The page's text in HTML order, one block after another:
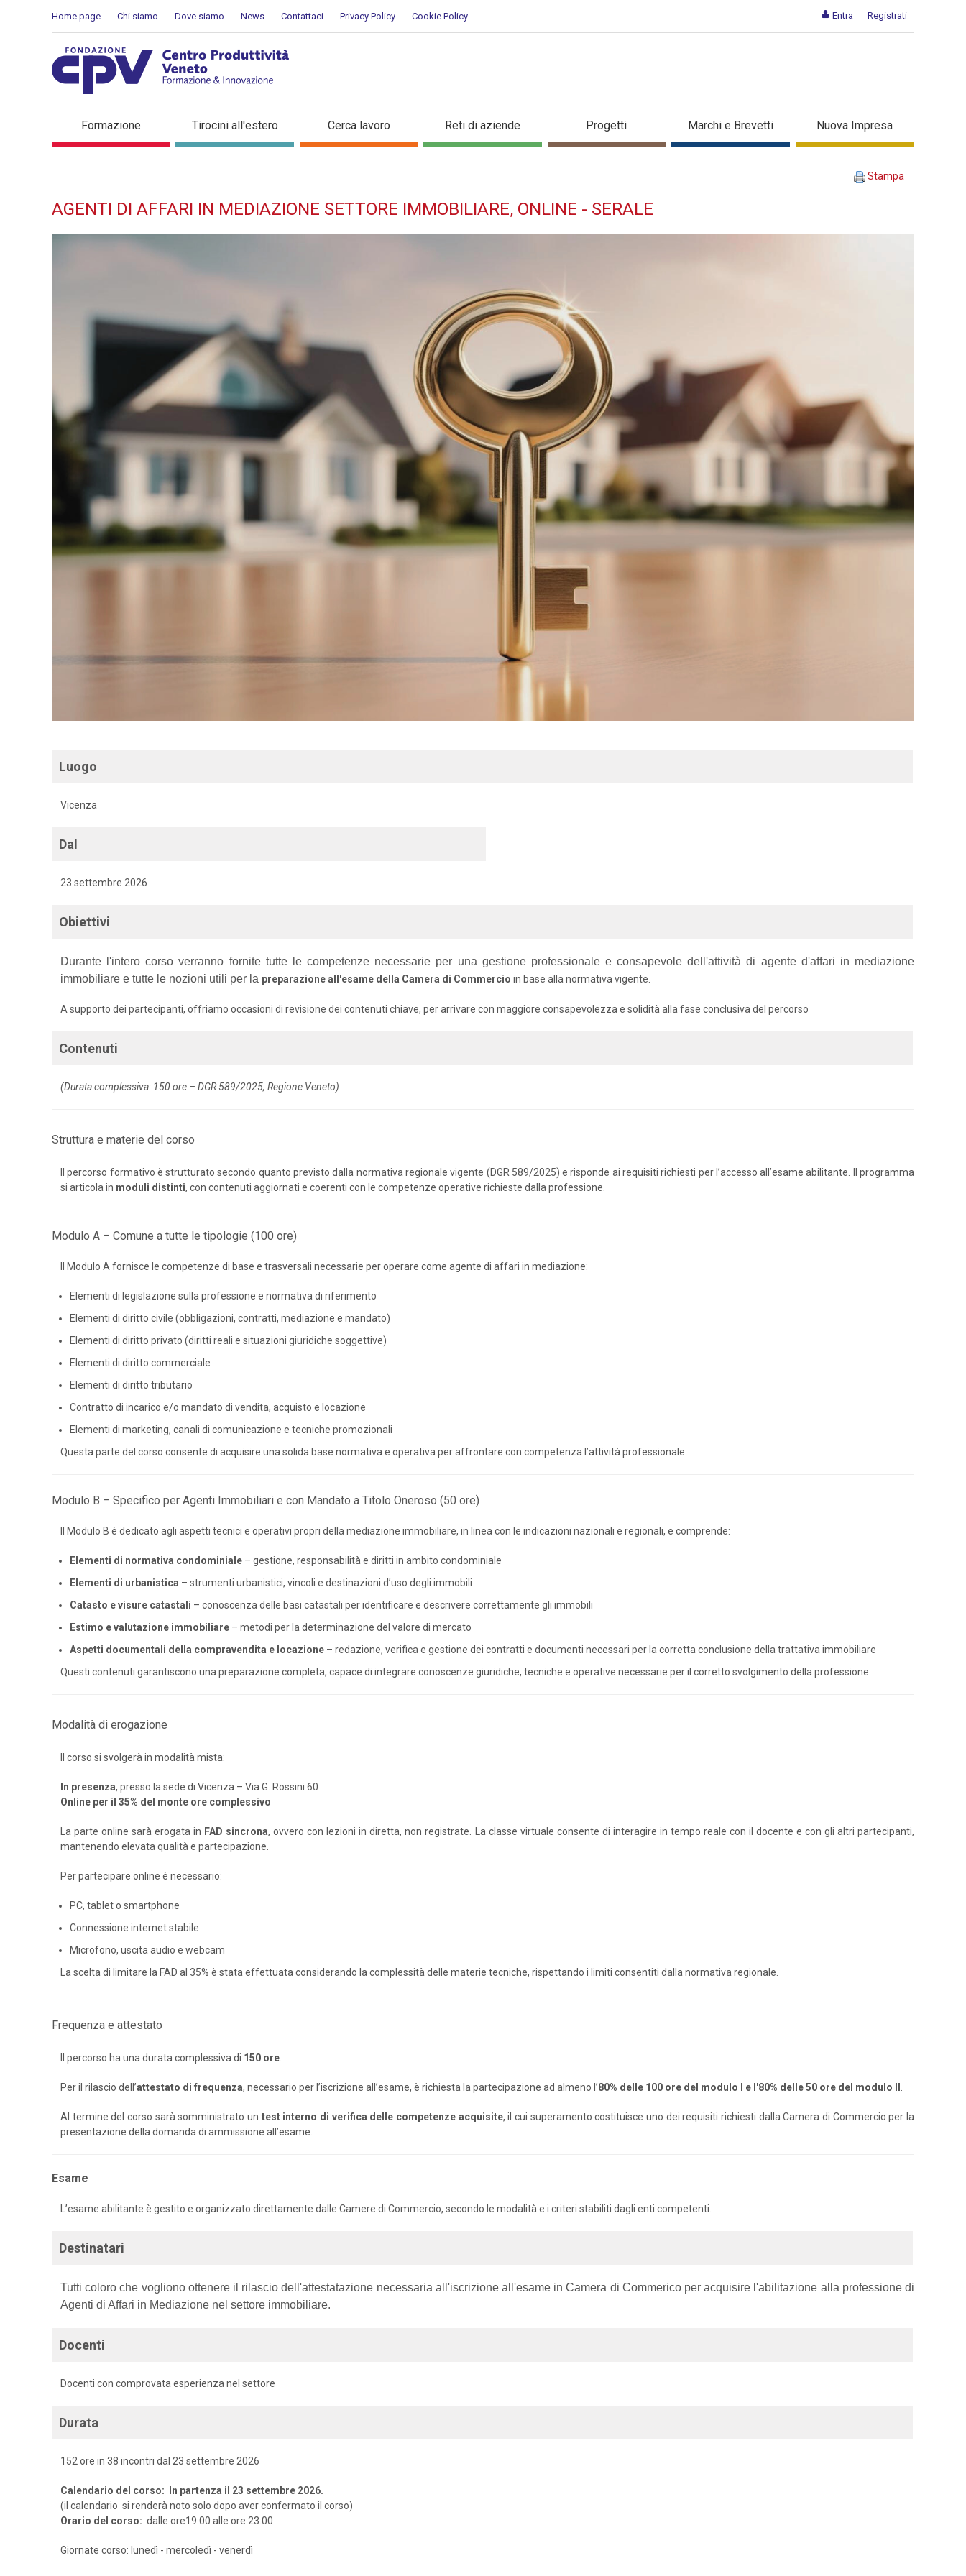
Entra Registrati
Home page Chi siamo Dove siamo News Contattaci Privacy Policy Cookie Policy
Agenti di affari in mediazione settore immobiliare, online - serale - Dettaglio corso di
Formazione Tirocini all'estero Cerca lavoro Reti di aziende Progetti Marchi e Brevetti Nuova Impresa
Stampa
AGENTI DI AFFARI IN MEDIAZIONE SETTORE IMMOBILIARE, ONLINE - SERALE
Luogo
Vicenza
Dal
23 settembre 2026
Obiettivi
Durante l'intero corso verranno fornite tutte le competenze necessarie per una gestione professionale e consapevole dell'attività di agente d'affari in mediazione
immobiliare e tutte le nozioni utili per la preparazione all'esame della Camera di Commercio in base alla normativa vigente.
A supporto dei partecipanti, offriamo occasioni di revisione dei contenuti chiave, per arrivare con maggiore consapevolezza e solidità alla fase conclusiva del percorso
Contenuti
(Durata complessiva: 150 ore – DGR 589/2025, Regione Veneto)
Struttura e materie del corso
Il percorso formativo è strutturato secondo quanto previsto dalla normativa regionale vigente (DGR 589/2025) e risponde ai requisiti richiesti per l’accesso all’esame abilitante. Il programma
si articola in moduli distinti, con contenuti aggiornati e coerenti con le competenze operative richieste dalla professione.
Modulo A – Comune a tutte le tipologie (100 ore)
Il Modulo A fornisce le competenze di base e trasversali necessarie per operare come agente di affari in mediazione:
Elementi di legislazione sulla professione e normativa di riferimento
Elementi di diritto civile (obbligazioni, contratti, mediazione e mandato)
Elementi di diritto privato (diritti reali e situazioni giuridiche soggettive)
Elementi di diritto commerciale
Elementi di diritto tributario
Contratto di incarico e/o mandato di vendita, acquisto e locazione
Elementi di marketing, canali di comunicazione e tecniche promozionali
Questa parte del corso consente di acquisire una solida base normativa e operativa per affrontare con competenza l’attività professionale.
Modulo B – Specifico per Agenti Immobiliari e con Mandato a Titolo Oneroso (50 ore)
Il Modulo B è dedicato agli aspetti tecnici e operativi propri della mediazione immobiliare, in linea con le indicazioni nazionali e regionali, e comprende:
Elementi di normativa condominiale – gestione, responsabilità e diritti in ambito condominiale
Elementi di urbanistica – strumenti urbanistici, vincoli e destinazioni d’uso degli immobili
Catasto e visure catastali – conoscenza delle basi catastali per identificare e descrivere correttamente gli immobili
Estimo e valutazione immobiliare – metodi per la determinazione del valore di mercato
Aspetti documentali della compravendita e locazione – redazione, verifica e gestione dei contratti e documenti necessari per la corretta conclusione della trattativa immobiliare
Questi contenuti garantiscono una preparazione completa, capace di integrare conoscenze giuridiche, tecniche e operative necessarie per il corretto svolgimento della professione.
Modalità di erogazione
Il corso si svolgerà in modalità mista:
In presenza, presso la sede di Vicenza – Via G. Rossini 60
Online per il 35% del monte ore complessivo
La parte online sarà erogata in FAD sincrona, ovvero con lezioni in diretta, non registrate. La classe virtuale consente di interagire in tempo reale con il docente e con gli altri partecipanti,
mantenendo elevata qualità e partecipazione.
Per partecipare online è necessario:
PC, tablet o smartphone
Connessione internet stabile
Microfono, uscita audio e webcam
La scelta di limitare la FAD al 35% è stata effettuata considerando la complessità delle materie tecniche, rispettando i limiti consentiti dalla normativa regionale.
Frequenza e attestato
Il percorso ha una durata complessiva di 150 ore.
Per il rilascio dell’attestato di frequenza, necessario per l’iscrizione all’esame, è richiesta la partecipazione ad almeno l’80% delle 100 ore del modulo I e l'80% delle 50 ore del modulo II .
Al termine del corso sarà somministrato un test interno di verifica delle competenze acquisite, il cui superamento costituisce uno dei requisiti richiesti dalla Camera di Commercio per la
presentazione della domanda di ammissione all’esame.
Esame
L’esame abilitante è gestito e organizzato direttamente dalle Camere di Commercio, secondo le modalità e i criteri stabiliti dagli enti competenti.
Destinatari
Tutti coloro che vogliono ottenere il rilascio dell'attestatazione necessaria all'iscrizione all'esame in Camera di Commerico per acquisire l'abilitazione alla professione di
Agenti di Affari in Mediazione nel settore immobiliare.
Docenti
Docenti con comprovata esperienza nel settore
Durata
152 ore in 38 incontri dal 23 settembre 2026
Calendario del corso: In partenza il 23 settembre 2026.
(il calendario si renderà noto solo dopo aver confermato il corso)
Orario del corso: dalle ore19:00 alle ore 23:00
Giornate corso: lunedì - mercoledì - venerdì